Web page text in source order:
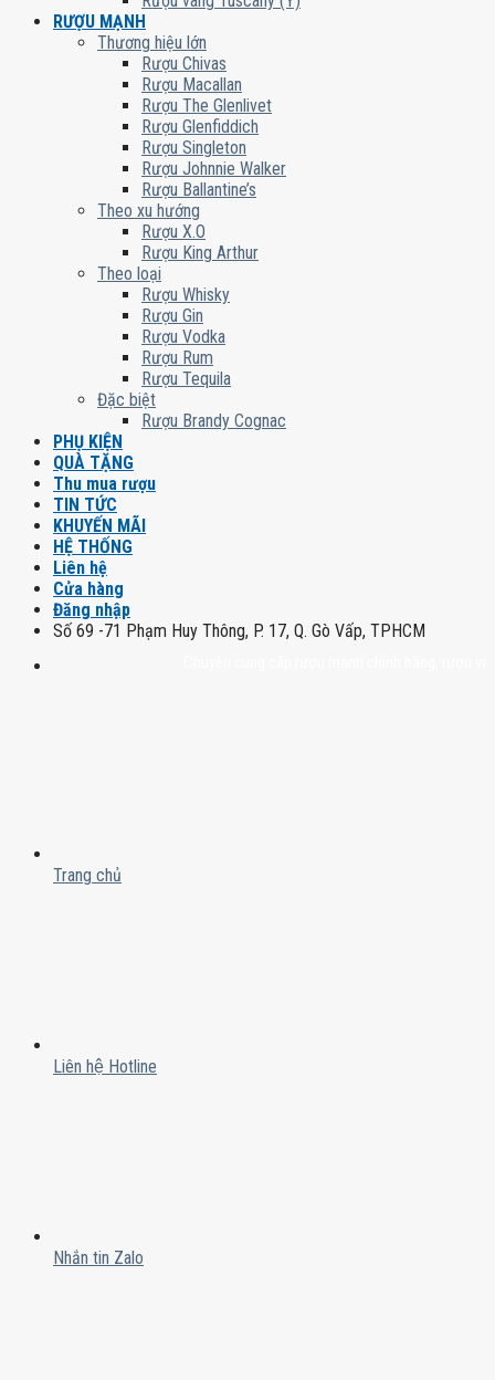
RƯỢU MẠNH
Thương hiệu lớn
Rượu Chivas
Rượu Macallan
Rượu The Glenlivet
Rượu Glenfiddich
Rượu Singleton
Rượu Johnnie Walker
Rượu Ballantine’s
Theo xu hướng
Rượu X.O
Rượu King Arthur
Theo loại
Rượu Whisky
Rượu Gin
Rượu Vodka
Rượu Rum
Rượu Tequila
Đặc biệt
Rượu Brandy Cognac
PHỤ KIỆN
QUÀ TẶNG
Thu mua rượu
TIN TỨC
KHUYẾN MÃI
HỆ THỐNG
Liên hệ
Cửa hàng
Đăng nhập
Số 69 -71 Phạm Huy Thông, P. 17, Q. Gò Vấp, TPHCM
Trang chủ
Liên hệ Hotline
Nhắn tin Zalo